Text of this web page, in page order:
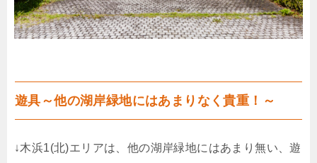
遊具～他の湖岸緑地にはあまりなく貴重！～
↓木浜1(北)エリアは、他の湖岸緑地にはあまり無い、遊